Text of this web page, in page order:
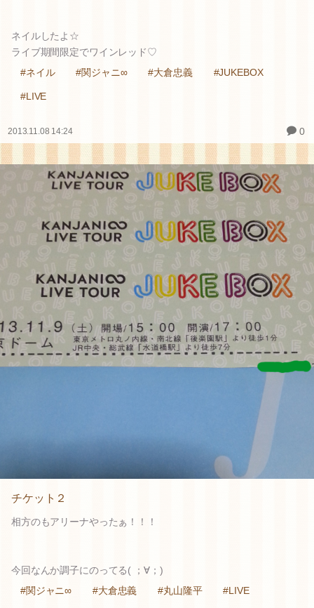
ネイルしたよ☆
ライブ期間限定でワインレッド♡
#ネイル
#関ジャニ∞ #大倉忠義 #JUKEBOX
#LIVE
2013.11.08 14:24 0
チケット２
相方のもアリーナやったぁ！！！
今回なんか調子にのってる( ；∀；)
#関ジャニ∞
#大倉忠義 #丸山隆平 #LIVE